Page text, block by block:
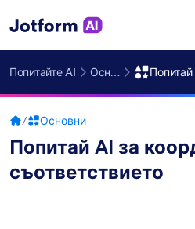
Попитайте AI Основни
/ Основни
Попитай AI за
съответствието